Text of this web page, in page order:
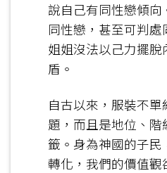
說自己有同性戀傾
同性戀，甚至可判
姐姐沒法以己力擺
盾。
自古以來，服裝不
題，而且是地位、
籤。身為神國的子
轉化，我們的價值